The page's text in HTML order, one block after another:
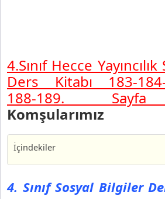
4.Sınıf Hecce
Ders Kitabı 183-184-
188-189. Sayfa
Komşularımız
İçindekiler
4. Sınıf Sosyal Bilgiler Ders
Hecce Yayıncılık
Hazırlanalım
4. Sınıf Sosyal Bilgiler